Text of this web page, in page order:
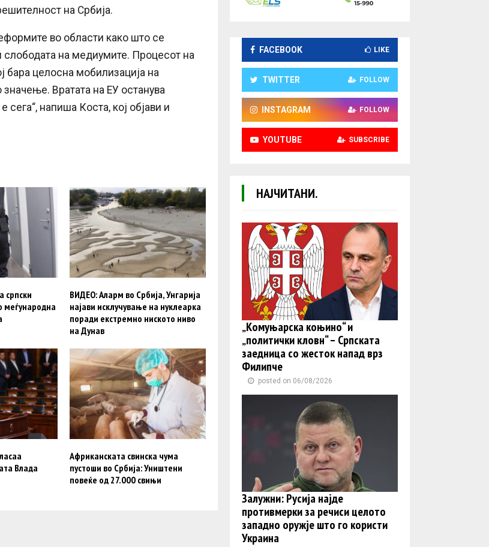
на Србија.
во области како што се
на медиумите. Процесот на
бара целосна мобилизација на
Вратата на ЕУ останува
сега“, напиша Коста, кој објави и
српски
меѓународна
ВИДЕО: Аларм во Србија, Унгарија
најави исклучување на нуклеарка
поради екстремно ниското ниво
на Дунав
Влада
Африканската свинска чума
пустоши во Србија: Уништени
повеќе од 27.000 свињи
FACEBOOK LIKE
TWITTER FOLLOW
INSTAGRAM FOLLOW
YOUTUBE SUBSCRIBE
НАЈЧИТАНИ.
„Комуњарска коњино“ и
„политички кловн“ – Српската
заедница со жесток напад врз
Филипче
posted on 06/08/2026
Залужни: Русија најде
противмерки за речиси целото
западно оружје што го користи
Украина